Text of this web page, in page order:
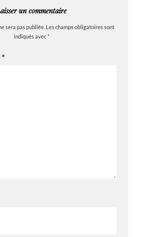
un commentaire
sera pas publiée. Les champs obligatoires sont
indiqués avec*
*